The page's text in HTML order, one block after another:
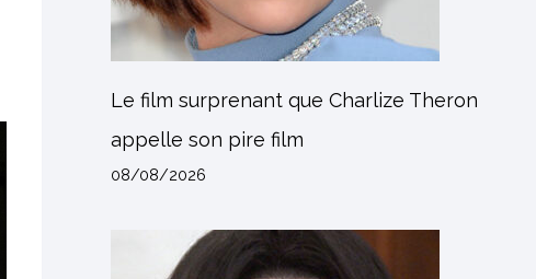
Le film surprenant que Charlize Theron
appelle son pire film
08/08/2026